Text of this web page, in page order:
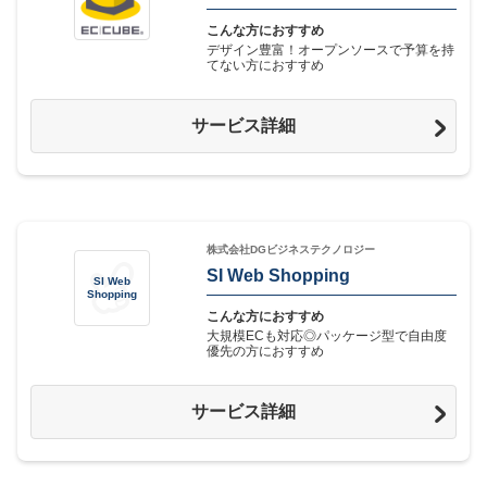
こんな方におすすめ
デザイン豊富！オープンソースで予算を持
てない方におすすめ
サービス詳細
SI Web
Shopping
株式会社DGビジネステクノロジー
SI Web Shopping
こんな方におすすめ
大規模ECも対応◎パッケージ型で自由度
優先の方におすすめ
サービス詳細